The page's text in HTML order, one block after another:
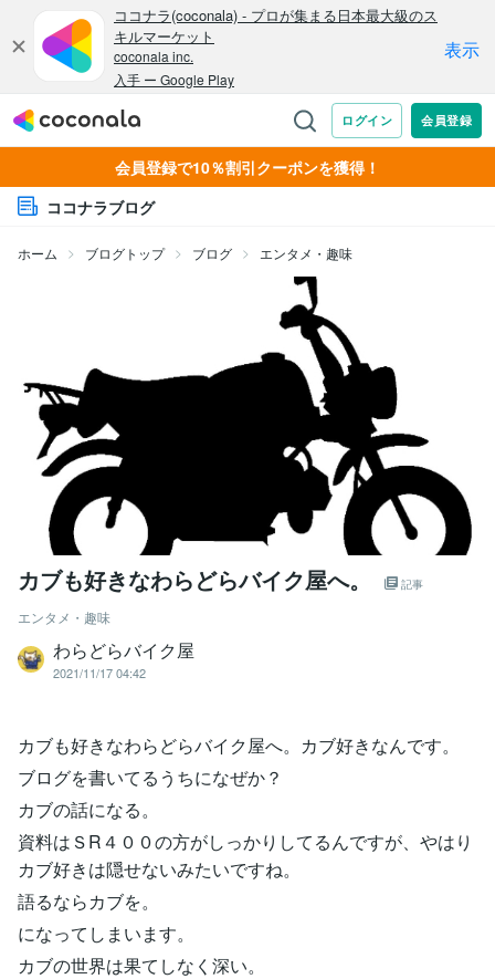
会員登録で10％割引クーポンを獲得！
ココナラブログ
ホーム ブログトップ ブログ エンタメ・趣味
カブも好きなわらどらバイク屋へ。 記事
エンタメ・趣味
わらどらバイク屋
2021/11/17 04:42
カブも好きなわらどらバイク屋へ。カブ好きなんです。
ブログを書いてるうちになぜか？
カブの話になる。
資料はＳR４００の方がしっかりしてるんですが、やはり
カブ好きは隠せないみたいですね。
語るならカブを。
になってしまいます。
カブの世界は果てしなく深い。